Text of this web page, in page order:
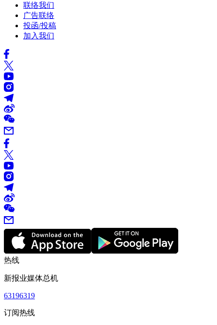
联络我们
广告联络
投函/投稿
加入我们
热线
新报业媒体总机
63196319
订阅热线